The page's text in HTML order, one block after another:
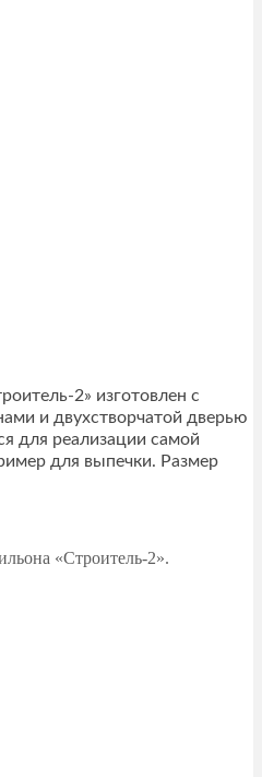
2» изготовлен с
и двухстворчатой дверью
для реализации самой
для выпечки. Размер
«Строитель-2».